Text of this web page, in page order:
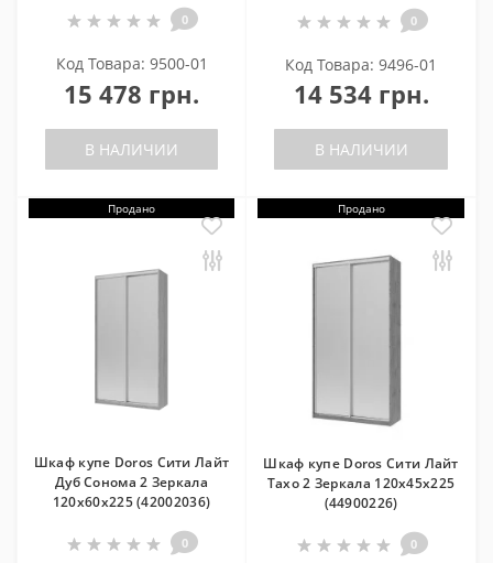
0
Код Товара: 9500-01
15 478 грн.
В НАЛИЧИИ
0
Код Товара: 9496-01
14 534 грн.
В НАЛИЧИИ
Продано
Шкаф купе Doros Сити Лайт
Дуб Cонома 2 Зеркала
120х60х225 (42002036)
0
Продано
Шкаф купе Doros Сити Лайт
Тахо 2 Зеркала 120х45х225
(44900226)
0